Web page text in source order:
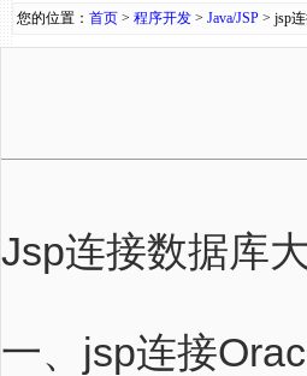
您的位置： 首页 > 程序开发 > Java/JSP > jsp
Jsp连接数据库大
一、jsp连接